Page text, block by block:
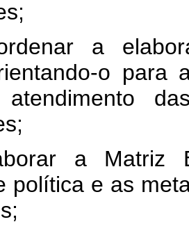
a
o para
a Matriz
política e as